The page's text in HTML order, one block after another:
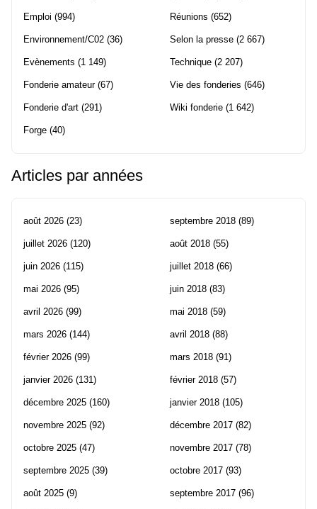
Emploi (994)
Environnement/C02 (36)
Evènements (1 149)
Fonderie amateur(67)
Fonderie d'art (291)
Forge (40)
Réunions (652)
Selon la presse (2 667)
Technique (2 207)
Vie des fonderies (646)
Wiki fonderie (1 642)
Articles par années
août 2026 (23)
juillet 2026 (120)
juin 2026 (115)
mai 2026 (95)
avril 2026 (99)
mars 2026 (144)
février 2026 (99)
janvier 2026 (131)
décembre 2025 (160)
novembre 2025 (92)
octobre 2025 (47)
septembre 2025 (39)
août 2025 (9)
septembre 2018 (89)
août 2018 (55)
juillet 2018 (66)
juin 2018 (83)
mai 2018 (59)
avril 2018 (88)
mars 2018 (91)
février 2018 (57)
janvier 2018 (105)
décembre 2017 (82)
novembre 2017 (78)
octobre 2017 (93)
septembre 2017 (96)